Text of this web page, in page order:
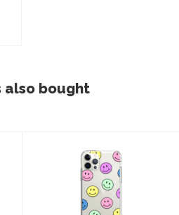
also bought